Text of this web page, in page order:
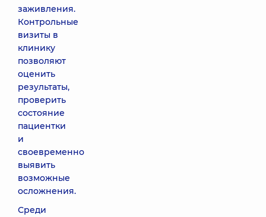
заживления.
Контрольные
визиты в
клинику
позволяют
оценить
результаты,
проверить
состояние
пациентки
и
своевременно
выявить
возможные
осложнения.
Среди